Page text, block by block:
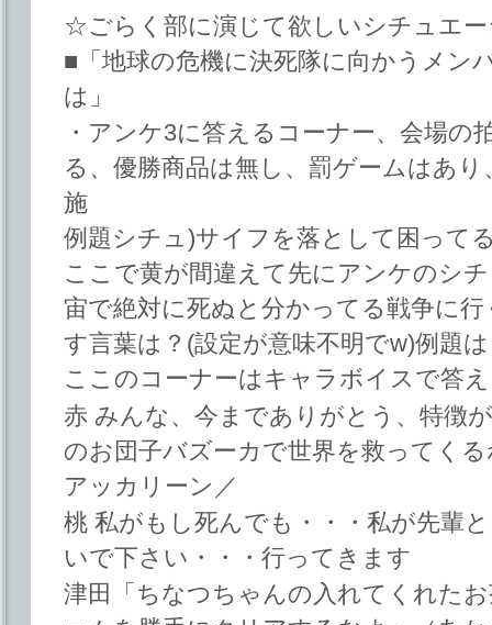
☆ごらく部に演じて欲しいシチュエ
■「地球の危機に決死隊に向かうメン
は」
・アンケ3に答えるコーナー、会場の
る、優勝商品は無し、罰ゲームはあ
施
例題シチュ)サイフを落として困って
ここで黄が間違えて先にアンケのシ
宙で絶対に死ぬと分かってる戦争に
す言葉は？(設定が意味不明でw)例題
ここのコーナーはキャラボイスで答
赤 みんな、今までありがとう、特徴
のお団子バズーカで世界を救ってく
アッカリーン／
桃 私がもし死んでも・・・私が先輩
いで下さい・・・行ってきます
津田「ちなつちゃんの入れてくれた